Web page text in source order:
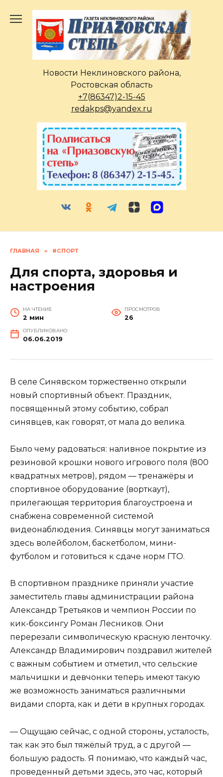
содержанию
Новости Неклиновского района,
Ростовская область
+7(86347)2-15-45
redakps@yandex.ru
ГЛАВНАЯ » #СПОРТ
Для спорта, здоровья и
настроения
НА ЧТЕНИЕ
2 мин
ПРОСМОТРОВ
26
ОПУБЛИКОВАНО
06.06.2019
В селе Синявском торжественно открыли
новый спортивный объект. Праздник,
посвященный этому событию, собрал
синявцев, как говорят, от мала до велика.
Было чему радоваться: наливное покрытие из
резиновой крошки нового игрового поля (800
квадратных метров), рядом — тренажёры и
спортивное оборудование (ворткаут),
прилегающая территория благоустроена и
снабжена современной системой
видеонаблюдения. Синявцы могут заниматься
здесь волейболом, баскетболом, мини-
футболом и готовиться к сдаче норм ГТО.
В спортивном празднике приняли участие
заместитель главы администрации района
Александр Третьяков и чемпион России по
кик-боксингу Роман Лесников. Они
перерезали символическую красную ленточку.
Александр Владимирович поздравил жителей
с важным событием и отметил, что сельские
мальчишки и девчонки теперь имеют такую
же возможность заниматься различными
видами спорта, как и дети в крупных городах.
— Ощущаю сейчас, с одной стороны, усталость,
так как это был тяжёлый труд, а с другой —
большую радость. Я понимаю, что каждый час,
проведенный детьми здесь, это час, который